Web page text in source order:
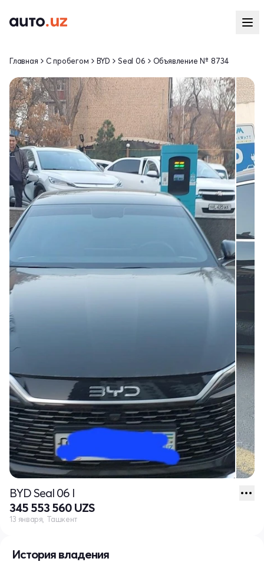
История владения
Главная С пробегом BYD Seal 06 Объявление № 8734
BYD Seal 06 I
345 553 560 UZS
13 января, Ташкент